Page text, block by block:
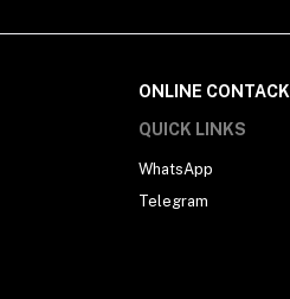
ONLINE CONTACK
QUICK LINKS
WhatsApp
Telegram